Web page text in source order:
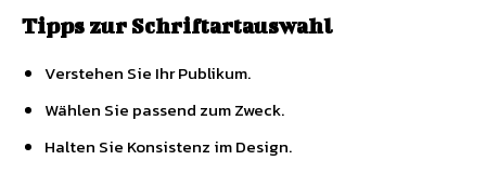
Tipps zur Schriftartauswahl
Verstehen Sie Ihr Publikum.
Wählen Sie passend zum Zweck.
Halten Sie Konsistenz im Design.